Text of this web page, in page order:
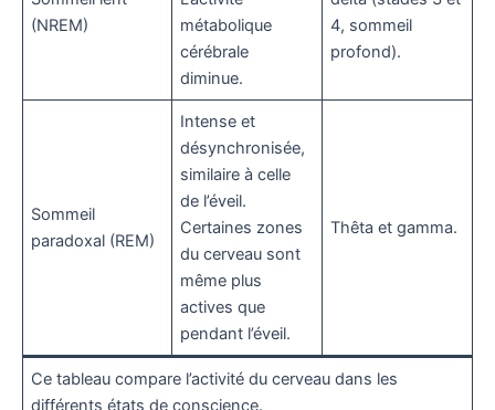
(NREM)
métabolique
cérébrale
diminue.
4, sommeil
profond).
Sommeil
paradoxal (REM)
Intense et
désynchronisée,
similaire à celle
de l’éveil.
Certaines zones
du cerveau sont
même plus
actives que
pendant l’éveil.
Thêta et gamma.
Ce tableau compare l’activité du cerveau dans les
différents états de conscience.